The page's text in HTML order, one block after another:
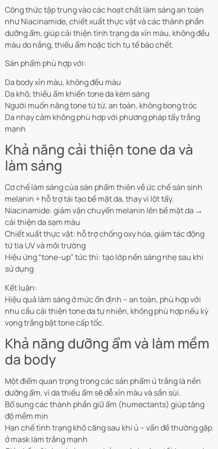
Công thức tập trung vào các hoạt chất làm sáng an toàn
như Niacinamide, chiết xuất thực vật và các thành phần
dưỡng ẩm, giúp cải thiện tình trạng da xỉn màu, không đều
màu do nắng, thiếu ẩm hoặc tích tụ tế bào chết.
Sản phẩm phù hợp với:
Da body xỉn màu, không đều màu
Da khô, thiếu ẩm khiến tone da kém sáng
Người muốn nâng tone từ từ, an toàn, không bong tróc
Da nhạy cảm không phù hợp với phương pháp tẩy trắng
mạnh
Khả năng cải thiện tone da và
làm sáng
Cơ chế làm sáng của sản phẩm thiên về ức chế sản sinh
melanin + hỗ trợ tái tạo bề mặt da, thay vì lột tẩy.
Niacinamide: giảm vận chuyển melanin lên bề mặt da →
cải thiện da sạm màu
Chiết xuất thực vật: hỗ trợ chống oxy hóa, giảm tác động
từ tia UV và môi trường
Hiệu ứng “tone-up” tức thì: tạo lớp nền sáng nhẹ sau khi
sử dụng
Kết luận:
Hiệu quả làm sáng ở mức ổn định – an toàn, phù hợp với
nhu cầu cải thiện tone da tự nhiên, không phù hợp nếu kỳ
vọng trắng bật tone cấp tốc.
Khả năng dưỡng ẩm và làm mềm
da body
Một điểm quan trọng trong các sản phẩm ủ trắng là nền
dưỡng ẩm, vì da thiếu ẩm sẽ dễ xỉn màu và sần sùi.
Bổ sung các thành phần giữ ẩm (humectants) giúp tăng
độ mềm mịn
Hạn chế tình trạng khô căng sau khi ủ – vấn đề thường gặp
ở mask làm trắng mạnh